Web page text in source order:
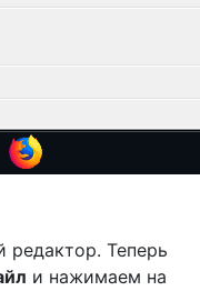
редактор. Теперь
и нажимаем на